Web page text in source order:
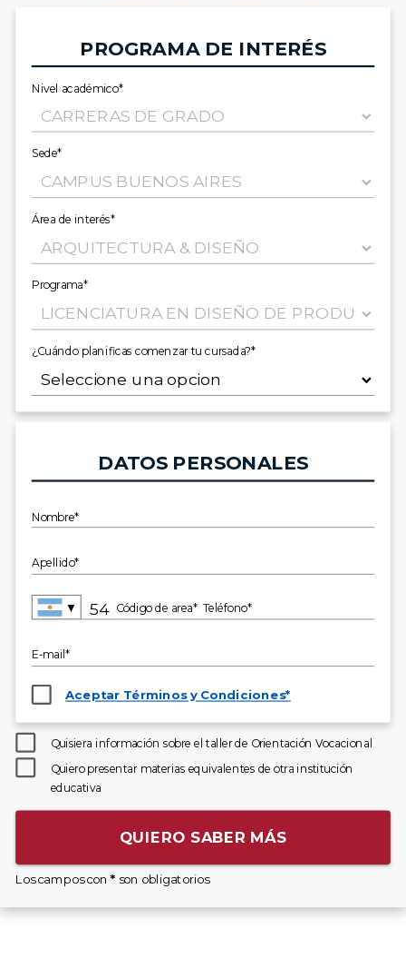
PROGRAMA DE INTERÉS
Nivel académico*
Sede*
Área de interés*
Programa*
¿Cuándo planificas comenzar tu cursada?*
DATOS PERSONALES
Nombre*
Apellido*
▼ Código de area* Teléfono*
E-mail*
Aceptar Términos y Condiciones*
Quisiera información sobre el taller de Orientación Vocacional
Quiero presentar materias equivalentes de otra institución
educativa
QUIERO SABER MÁS
Los campos con * son obligatorios